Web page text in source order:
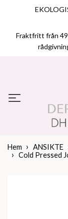
Fraktfritt från
Hem ANSIKTE
Cold Pressed